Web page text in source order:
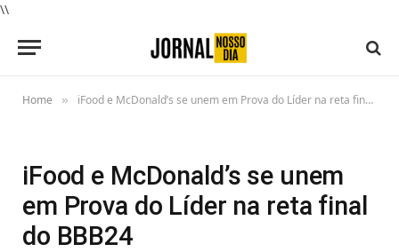
\\
Home » iFood e McDonald’s se unem em Prova do Líder na reta final do BBB24
iFood e McDonald’s se unem
em Prova do Líder na reta final
do BBB24